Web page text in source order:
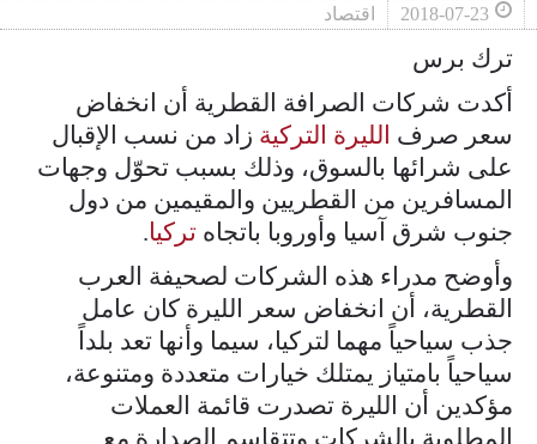
2018-07-23 اقتصاد
ترك برس
أكدت شركات الصرافة القطرية أن انخفاض
سعر صرف الليرة التركية زاد من نسب الإقبال
على شرائها بالسوق، وذلك بسبب تحوّل وجهات
المسافرين من القطريين والمقيمين من دول
جنوب شرق آسيا وأوروبا باتجاه تركيا.
وأوضح مدراء هذه الشركات لصحيفة العرب
القطرية، أن انخفاض سعر الليرة كان عامل
جذب سياحياً مهما لتركيا، سيما وأنها تعد بلداً
سياحياً بامتياز يمتلك خيارات متعددة ومتنوعة،
مؤكدين أن الليرة تصدرت قائمة العملات
المطلوبة بالشركات وتتقاسم الصدارة مع